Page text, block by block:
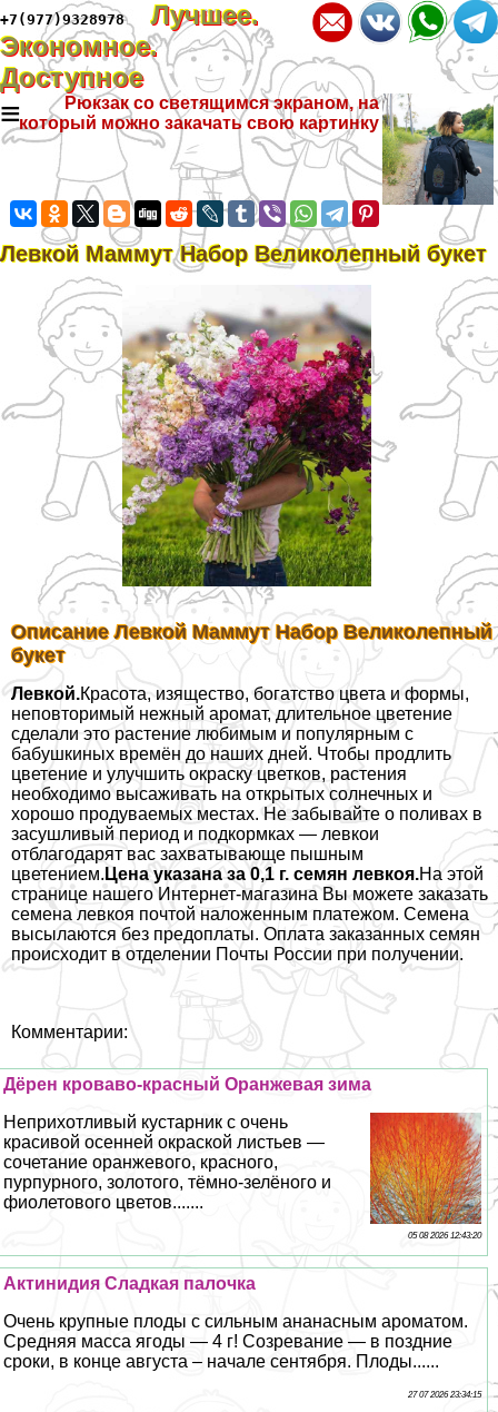
+7(977)9328978
Лучшее.
Экономное.
Доступное
≡
Рюкзак со светящимся экраном, на
который можно закачать свою картинку
Левкой Маммут Набор Великолепный букет
Описание Левкой Маммут Набор Великолепный
букет
Левкой.Красота, изящество, богатство цвета и формы,
неповторимый нежный аромат, длительное цветение
сделали это растение любимым и популярным с
бабушкиных времён до наших дней. Чтобы продлить
цветение и улучшить окраску цветков, растения
необходимо высаживать на открытых солнечных и
хорошо продуваемых местах. Не забывайте о поливах в
засушливый период и подкормках — левкои
отблагодарят вас захватывающе пышным
цветением. Цена указана за 0,1 г. семян левкоя.На этой
странице нашего Интернет-магазина Вы можете заказать
семена левкоя почтой наложенным платежом. Семена
высылаются без предоплаты. Оплата заказанных семян
происходит в отделении Почты России при получении.
Комментарии:
Дёрен кроваво-красный Оранжевая зима
Неприхотливый кустарник с очень
красивой осенней окраской листьев —
сочетание оранжевого, красного,
пурпурного, золотого, тёмно-зелёного и
фиолетового цветов.......
05 08 2026 12:43:20
Актинидия Сладкая палочка
Очень крупные плоды с сильным ананасным ароматом.
Средняя масса ягоды — 4 г! Созревание — в поздние
сроки, в конце августа – начале сентября. Плоды......
27 07 2026 23:34:15